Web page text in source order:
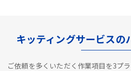
キッティングサービスの
ご依頼を多くいただく作業項目を3プ